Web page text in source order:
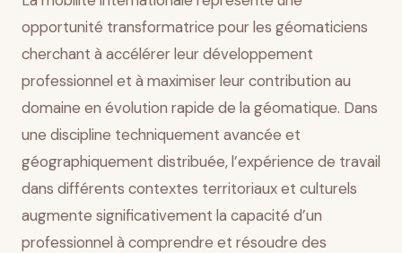
Perspectives de carrière élargies et amélioration de
rémunération
Contribution à des projets d’envergure globale
Conclusion
opportunité transformatrice pour les géomaticiens
cherchant à accélérer leur développement
professionnel et à maximiser leur contribution au
domaine en évolution rapide de la géomatique. Dans
une discipline techniquement avancée et
géographiquement distribuée, l’expérience de travail
dans différents contextes territoriaux et culturels
augmente significativement la capacité d’un
professionnel à comprendre et résoudre des